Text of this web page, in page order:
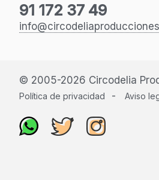
91 172 37 49
© 2005-2026 Circodelia
Política de privacidad - Aviso